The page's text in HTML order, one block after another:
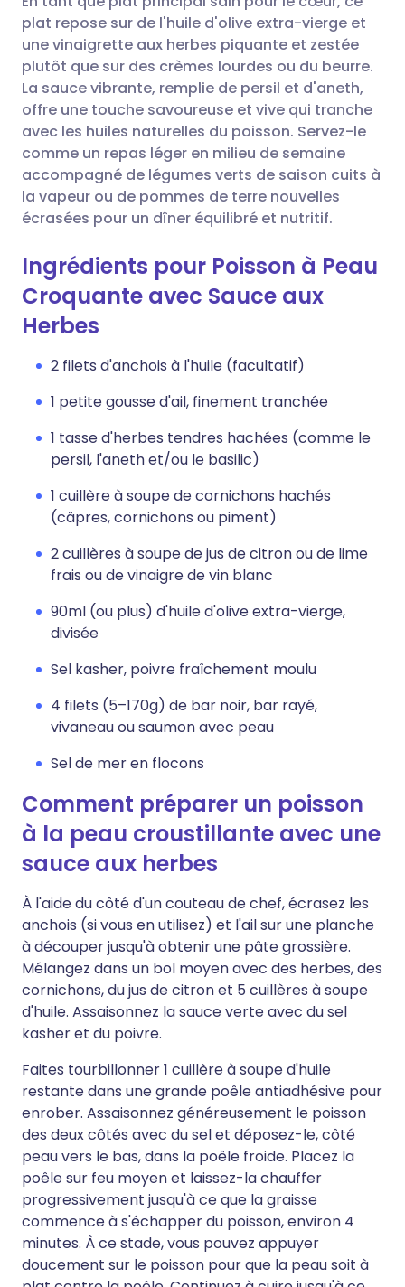
Copier le lien
plat repose sur de l'huile d'olive extra-vierge et
une vinaigrette aux herbes piquante et zestée
plutôt que sur des crèmes lourdes ou du beurre.
La sauce vibrante, remplie de persil et d'aneth,
offre une touche savoureuse et vive qui tranche
avec les huiles naturelles du poisson. Servez-le
comme un repas léger en milieu de semaine
accompagné de légumes verts de saison cuits à
la vapeur ou de pommes de terre nouvelles
écrasées pour un dîner équilibré et nutritif.
Ingrédients pour Poisson à Peau
Croquante avec Sauce aux
Herbes
2 filets d'anchois à l'huile (facultatif)
1 petite gousse d'ail, finement tranchée
1 tasse d'herbes tendres hachées (comme le
persil, l'aneth et/ou le basilic)
1 cuillère à soupe de cornichons hachés
(câpres, cornichons ou piment)
2 cuillères à soupe de jus de citron ou de lime
frais ou de vinaigre de vin blanc
90ml (ou plus) d'huile d'olive extra-vierge,
divisée
Sel kasher, poivre fraîchement moulu
4 filets (5–170g) de bar noir, bar rayé,
vivaneau ou saumon avec peau
Sel de mer en flocons
Comment préparer un poisson
à la peau croustillante avec une
sauce aux herbes
À l'aide du côté d'un couteau de chef, écrasez les
anchois (si vous en utilisez) et l'ail sur une planche
à découper jusqu'à obtenir une pâte grossière.
Mélangez dans un bol moyen avec des herbes, des
cornichons, du jus de citron et 5 cuillères à soupe
d'huile. Assaisonnez la sauce verte avec du sel
kasher et du poivre.
Faites tourbillonner 1 cuillère à soupe d'huile
restante dans une grande poêle antiadhésive pour
enrober. Assaisonnez généreusement le poisson
des deux côtés avec du sel et déposez-le, côté
peau vers le bas, dans la poêle froide. Placez la
poêle sur feu moyen et laissez-la chauffer
progressivement jusqu'à ce que la graisse
commence à s'échapper du poisson, environ 4
minutes. À ce stade, vous pouvez appuyer
doucement sur le poisson pour que la peau soit à